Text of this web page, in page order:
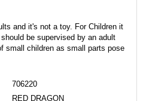
and it's not a toy. For Children it
be supervised by an adult
small children as small parts pose
706220
RED DRAGON